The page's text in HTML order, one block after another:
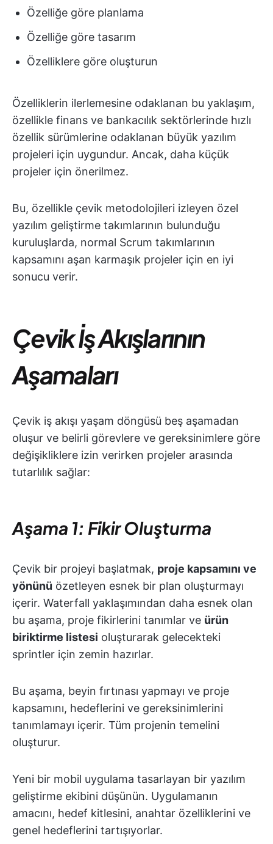
Özelliğe göre planlama
Özelliğe göre tasarım
Özelliklere göre oluşturun
Özelliklerin ilerlemesine odaklanan bu yaklaşım,
özellikle finans ve bankacılık sektörlerinde hızlı
özellik sürümlerine odaklanan büyük yazılım
projeleri için uygundur. Ancak, daha küçük
projeler için önerilmez.
Bu, özellikle çevik metodolojileri izleyen özel
yazılım geliştirme takımlarının bulunduğu
kuruluşlarda, normal Scrum takımlarının
kapsamını aşan karmaşık projeler için en iyi
sonucu verir.
Çevik İş Akışlarının
Aşamaları
Çevik iş akışı yaşam döngüsü beş aşamadan
oluşur ve belirli görevlere ve gereksinimlere göre
değişikliklere izin verirken projeler arasında
tutarlılık sağlar:
Aşama 1: Fikir Oluşturma
Çevik bir projeyi başlatmak, proje kapsamını ve
yönünü özetleyen esnek bir plan oluşturmayı
içerir. Waterfall yaklaşımından daha esnek olan
bu aşama, proje fikirlerini tanımlar ve ürün
biriktirme listesi oluşturarak gelecekteki
sprintler için zemin hazırlar.
Bu aşama, beyin fırtınası yapmayı ve proje
kapsamını, hedeflerini ve gereksinimlerini
tanımlamayı içerir. Tüm projenin temelini
oluşturur.
Yeni bir mobil uygulama tasarlayan bir yazılım
geliştirme ekibini düşünün. Uygulamanın
amacını, hedef kitlesini, anahtar özelliklerini ve
genel hedeflerini tartışıyorlar.